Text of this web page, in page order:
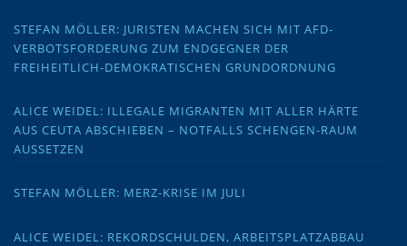
STEFAN MÖLLER: JURISTEN MACHEN SICH MIT AFD-
VERBOTSFORDERUNG ZUM ENDGEGNER DER
FREIHEITLICH-DEMOKRATISCHEN GRUNDORDNUNG
ALICE WEIDEL: ILLEGALE MIGRANTEN MIT ALLER HÄRTE
AUS CEUTA ABSCHIEBEN – NOTFALLS SCHENGEN-RAUM
AUSSETZEN
STEFAN MÖLLER: MERZ-KRISE IM JULI
ALICE WEIDEL: REKORDSCHULDEN, ARBEITSPLATZABBAU